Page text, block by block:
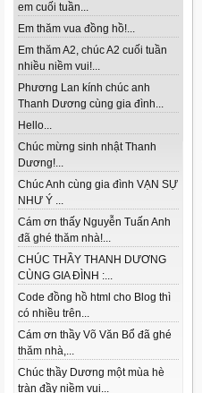
em cuối tuần...
Em thăm vua đồng hồ!...
Em thăm A2, chúc A2 cuối tuần
nhiều niềm vui!...
Phương Lan kính chúc anh
Thanh Dương cùng gia đình...
Hello...
Chúc mừng sinh nhật Thanh
Dương!...
Chúc Anh cùng gia đình VẠN SỰ
NHƯ Ý ...
Cám ơn thấy Nguyễn Tuấn Anh
đã ghé thăm nhà!...
CHÚC THẦY THANH DƯƠNG
CÙNG GIA ĐÌNH :...
Code đồng hồ html cho Blog thì
có nhiều trên...
Cám ơn thầy Võ Văn Bổ đã ghé
thăm nhà,...
Chúc thầy Dương một mùa hè
tràn đầy niềm vui...